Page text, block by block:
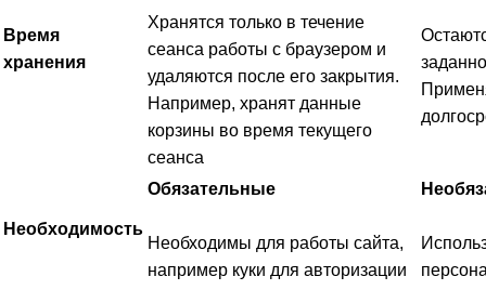
Время
хранения
Хранятся только в течение
сеанса работы с браузером и
удаляются после его закрытия.
Например, хранят данные
корзины во время текущего
сеанса
Необходимость
Обязательные
Необходимы для работы сайта,
например куки для авторизации